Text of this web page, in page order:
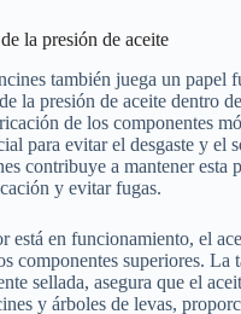
la presión de aceite
también juega un papel
la presión de aceite dentro
de los componentes
para evitar el desgaste y el
contribuye a mantener esta
y evitar fugas.
está en funcionamiento, el
componentes superiores. La
sellada, asegura que el
y árboles de levas,